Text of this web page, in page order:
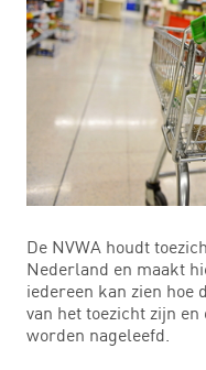
De NVWA houdt
Nederland en maakt
iedereen kan zien hoe
van het toezicht zijn
worden nageleefd.